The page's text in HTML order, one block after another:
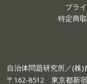
プラ
特定商
自治体問題研究所／(株
〒162-8512 東京都新